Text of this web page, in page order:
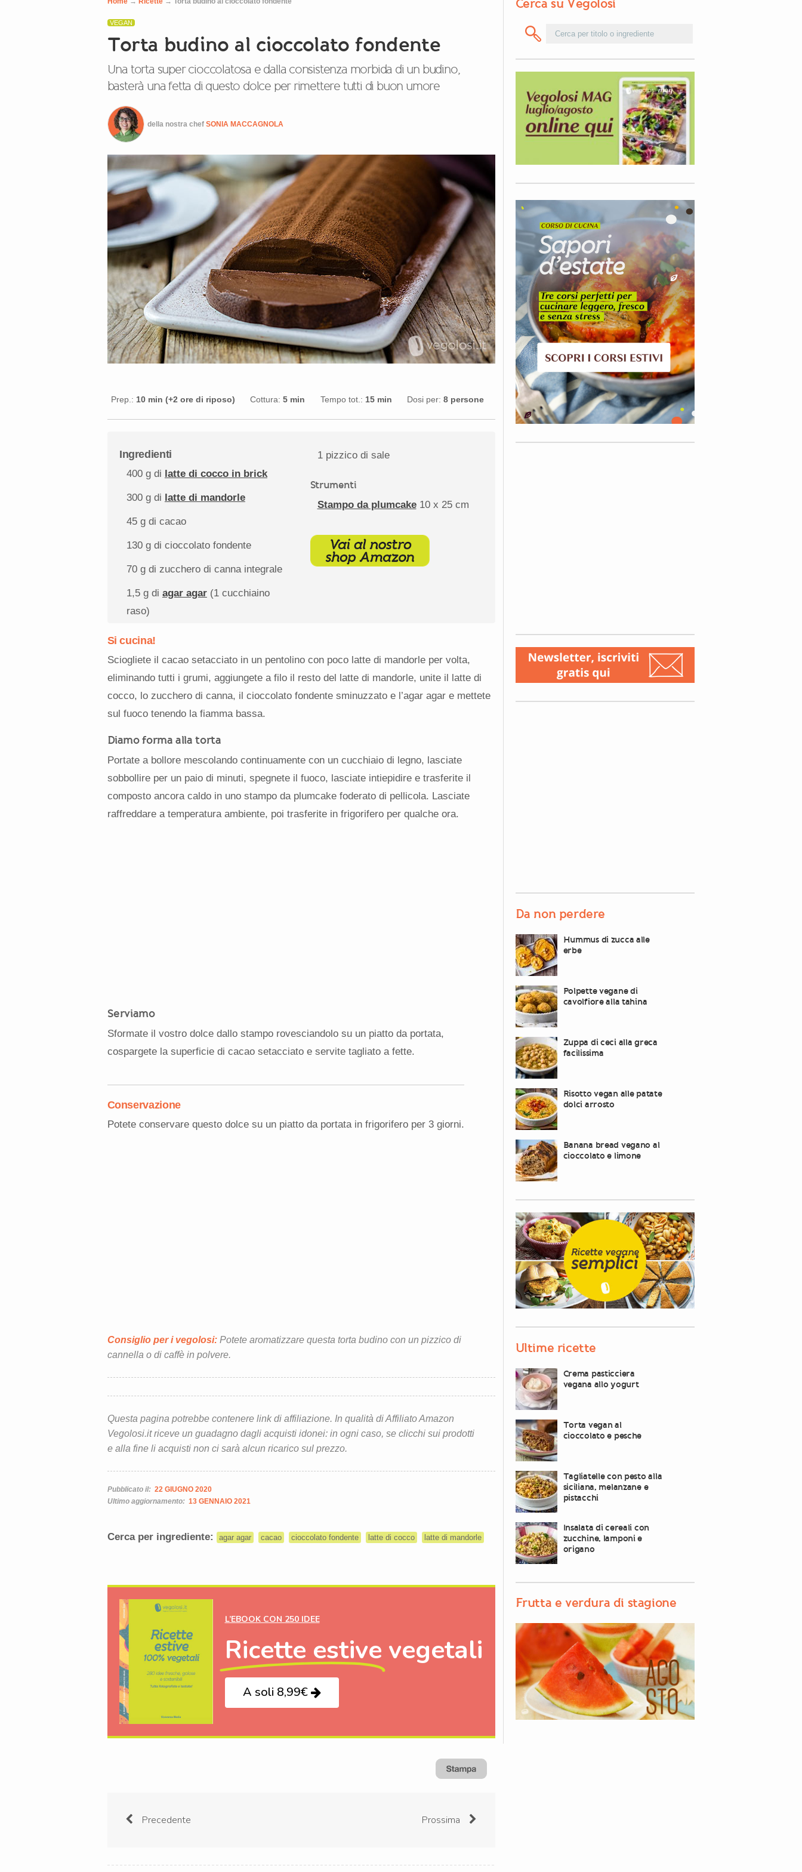
VEGAN
Torta budino al cioccolato fondente
Una torta super cioccolatosa e dalla consistenza morbida di un budino,
basterà una fetta di questo dolce per rimettere tutti di buon umore
della nostra chef SONIA MACCAGNOLA
Prep.: 10 min (+2 ore di riposo) Cottura: 5 min Tempo tot.: 15 min Dosi per: 8 persone
Ingredienti
400 gdi latte di cocco in brick
300 gdi latte di mandorle
45 gdi cacao
130 gdi cioccolato fondente
70 gdi zucchero di canna integrale
1,5 g di agar agar(1cucchiaino
raso)
1pizzico di sale
Strumenti
Stampo da plumcake10 x 25 cm
Si cucina!
Sciogliete il cacao setacciato in un pentolino con poco latte di mandorle per volta,
eliminando tutti i grumi, aggiungete a filo il resto del latte di mandorle, unite il latte di
cocco, lo zucchero di canna, il cioccolato fondente sminuzzato e l’agar agar e mettete
sul fuoco tenendo la fiamma bassa.
Diamo forma alla torta
Portate a bollore mescolando continuamente con un cucchiaio di legno, lasciate
sobbollire per un paio di minuti, spegnete il fuoco, lasciate intiepidire e trasferite il
composto ancora caldo in uno stampo da plumcake foderato di pellicola. Lasciate
raffreddare a temperatura ambiente, poi trasferite in frigorifero per qualche ora.
Serviamo
Sformate il vostro dolce dallo stampo rovesciandolo su un piatto da portata,
cospargete la superficie di cacao setacciato e servite tagliato a fette.
Conservazione
Potete conservare questo dolce su un piatto da portata in frigorifero per 3 giorni.
Consiglio per i vegolosi:Potete aromatizzare questa torta budino con un pizzico di
cannella o di caffè in polvere.
Questa pagina potrebbe contenere link di affiliazione. In qualità di Affiliato Amazon
Vegolosi.it riceve un guadagno dagli acquisti idonei: in ogni caso, se clicchi sui prodotti
e alla fine li acquisti non ci sarà alcun ricarico sul prezzo.
Pubblicato il: 22 GIUGNO 2020
Ultimo aggiornamento: 13 GENNAIO 2021
Cerca per ingrediente: agar agar cacao cioccolato fondente latte di cocco latte di mandorle
L’EBOOK CON 250 IDEE
Ricette estive vegetali
A soli 8,99€
Precedente Prossima
Cerca su Vegolosi
Da non perdere
Hummus di zucca alle
erbe
Polpette vegane di
cavolfiore alla tahina
Zuppa di ceci alla greca
facilissima
Risotto vegan alle patate
dolci arrosto
Banana bread vegano al
cioccolato e limone
Ultime ricette
Crema pasticciera
vegana allo yogurt
Torta vegan al
cioccolato e pesche
Tagliatelle con pesto alla
siciliana, melanzane e
pistacchi
Insalata di cereali con
zucchine, lamponi e
origano
Frutta e verdura di stagione